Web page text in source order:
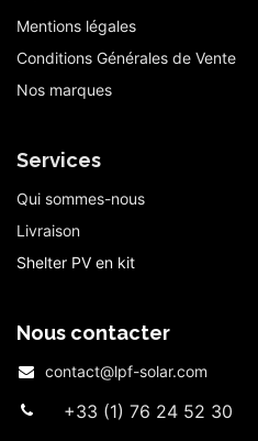
Mentions légales
Conditions Générales de Vente
Nos marques
Services
Qui sommes-nous
Livraison
Shelter PV en kit
Nous contacter
contact@lpf-solar.com
+33 (1) 76 24 52 30